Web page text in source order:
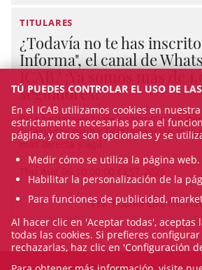
TITULARES
¿Todavía no te has
Informa", el canal de
seguidores!
Esta herramienta de comunicación
colegiadas recibir la información más
más directa y ágil.
VER TODAS LAS
TÚ PUEDES CONTROLAR EL USO DE
En el ICAB utilizamos cookies en
estrictamente necesarias para el
página, y otros son opcionales y se
Medir cómo se utiliza la página web.
Habilitar la personalización de la
Para funciones de publicidad,
Al hacer clic en 'Aceptar todas', aceptas
todas las cookies. Si prefieres
rechazarlas, haz clic en 'Configuración